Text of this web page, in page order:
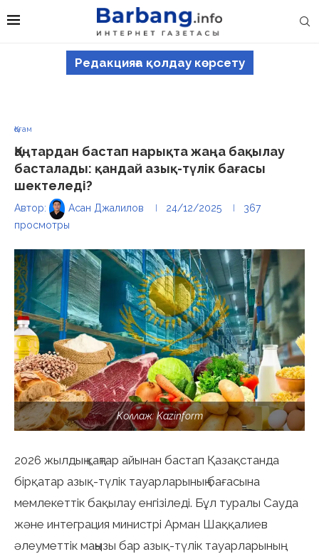
Редакцияға қолдау көрсету
Қоғам
Қаңтардан бастап нарықта жаңа бақылау
басталады: қандай азық-түлік бағасы
шектеледі?
Автор: Асан Джалилов 24/12/2025
367
просмотры
Коллаж: Kazinform
2026 жылдың қаңтар айынан бастап Қазақстанда
бірқатар азық-түлік тауарларының бағасына
мемлекеттік бақылау енгізіледі. Бұл туралы Сауда
және интеграция министрі Арман Шаққалиев
әлеуметтік маңызы бар азық-түлік тауарларының